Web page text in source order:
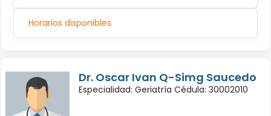
Horarios disponibles
Dr. Oscar Ivan Q-Simg Saucedo
Especialidad: Geriatría Cédula: 30002010